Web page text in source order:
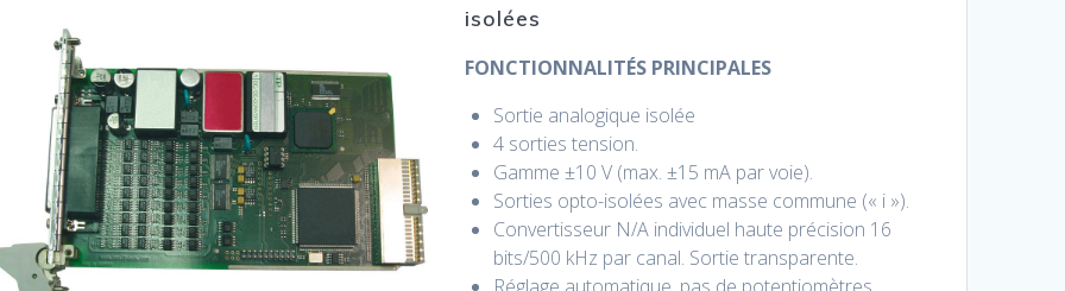
isolées
FONCTIONNALITÉS PRINCIPALES
Sortie analogique isolée
4 sorties tension.
Gamme ±10 V (max. ±15 mA par voie).
Sorties opto-isolées avec masse commune (« i »).
Convertisseur N/A individuel haute précision 16
bits/500 kHz par canal. Sortie transparente.